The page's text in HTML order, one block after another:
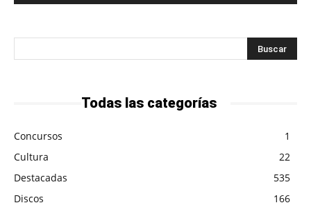
Todas las categorías
Concursos
1
Cultura
22
Destacadas
535
Discos
166